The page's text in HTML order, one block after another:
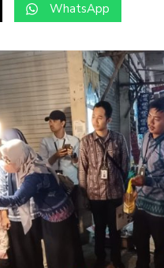
WhatsApp